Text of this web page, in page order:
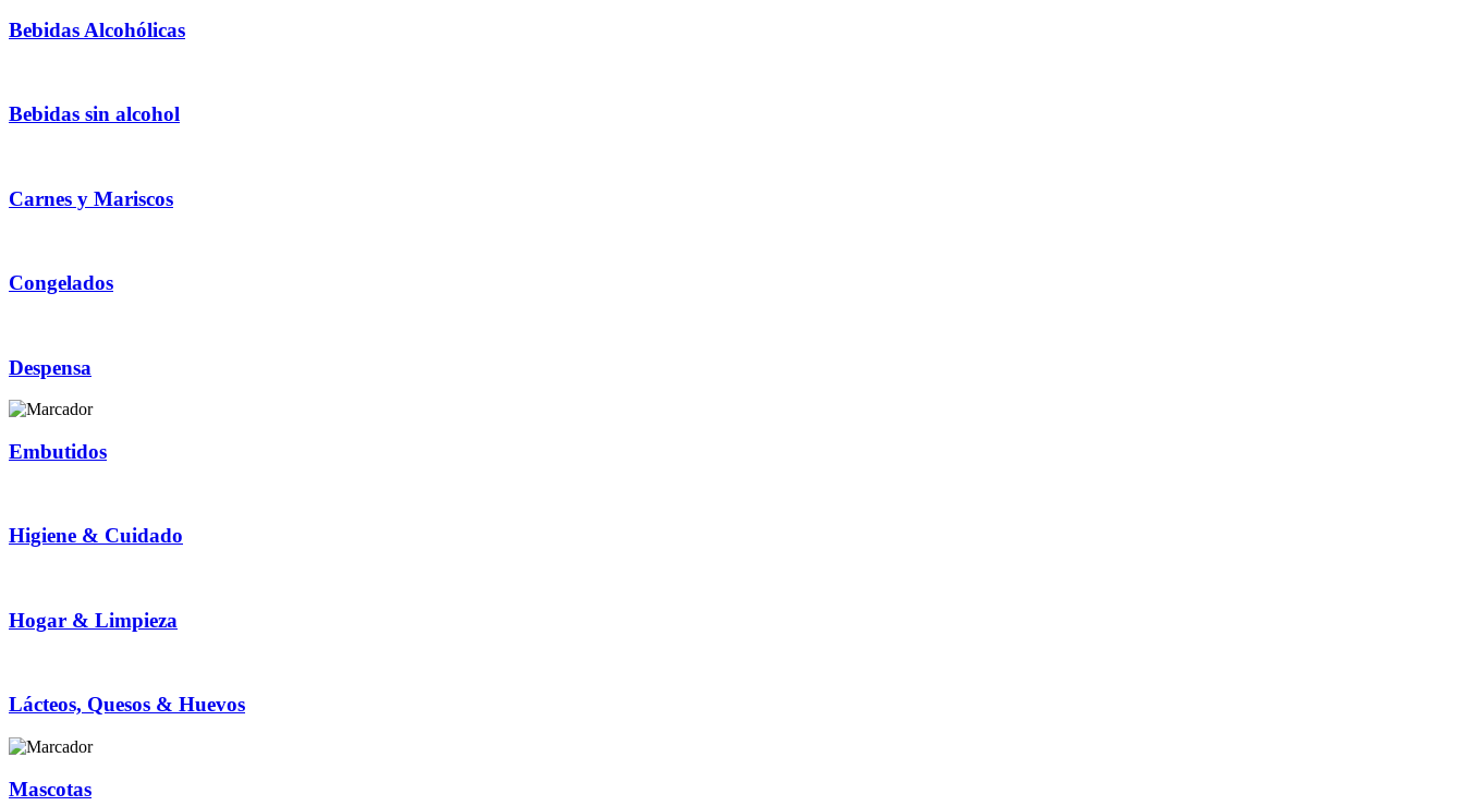
Bebidas Alcohólicas
Bebidas sin alcohol
Carnes y Mariscos
Congelados
Despensa
Embutidos
Higiene & Cuidado
Hogar & Limpieza
Lácteos, Quesos & Huevos
Mascotas